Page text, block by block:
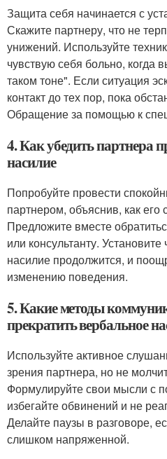
Защита себя начинается с
Скажите партнеру, что не
унижений. Используйте
чувствую себя больно, когда
таком тоне". Если ситуация
контакт до тех пор, пока
Обращение за помощью к
4. Как убедить партнера
насилие
Попробуйте провести
партнером, объяснив, как его
Предложите вместе
или консультанту.
насилие продолжится, и
изменению поведения.
5. Какие методы
прекратить вербальное
Используйте активное
зрения партнера, но не
Формулируйте свои мысли с
избегайте обвинений и не
Делайте паузы в разговоре,
слишком напряженной.